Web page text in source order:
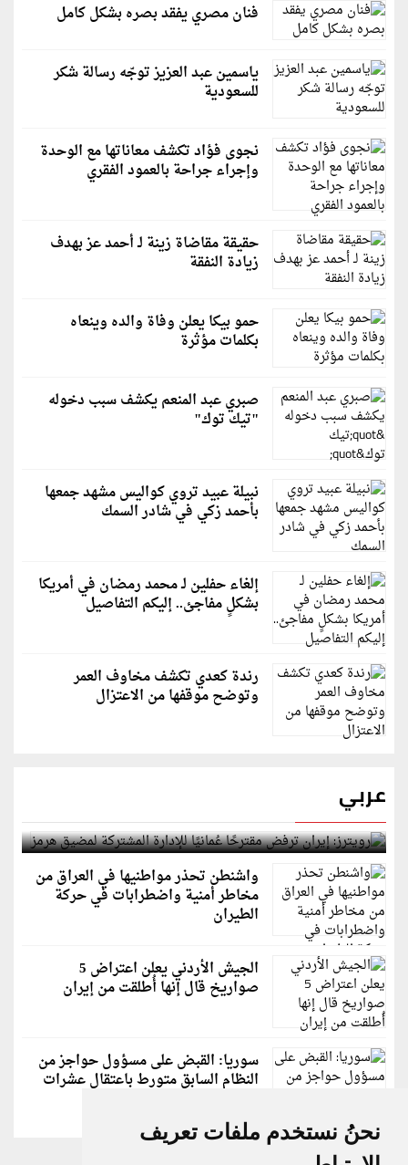
نحنُ نستخدم ملفات تعريف
فنان مصري يفقد بصره بشكل كامل
ياسمين عبد العزيز توجّه رسالة شكر
للسعودية
نجوى فؤاد تكشف معاناتها مع الوحدة
وإجراء جراحة بالعمود الفقري
حقيقة مقاضاة زينة لـ أحمد عز بهدف
زيادة النفقة
حمو بيكا يعلن وفاة والده وينعاه
بكلمات مؤثرة
صبري عبد المنعم يكشف سبب دخوله
"تيك توك"
نبيلة عبيد تروي كواليس مشهد جمعها
بأحمد زكي في شادر السمك
إلغاء حفلين لـ محمد رمضان في أمريكا
بشكلٍ مفاجئ.. إليكم التفاصيل
رندة كعدي تكشف مخاوف العمر
وتوضح موقفها من الاعتزال
عربي
رويترز: إيران ترفض مقترحًا عُمانيًا للإدارة المشتركة
لمضيق هرمز
واشنطن تحذر مواطنيها في العراق من
مخاطر أمنية واضطرابات في حركة
الطيران
الجيش الأردني يعلن اعتراض 5
صواريخ قال إنها أُطلقت من إيران
سوريا: القبض على مسؤول حواجز من
النظام السابق متورط باعتقال عشرات